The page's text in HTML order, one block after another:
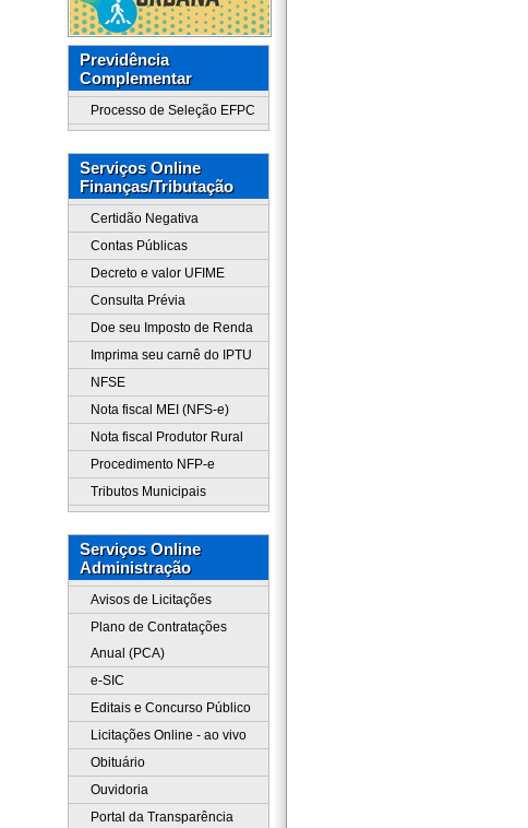
Previdência
Complementar
Processo de Seleção EFPC
Serviços Online
Finanças/Tributação
Certidão Negativa
Contas Públicas
Decreto e valor UFIME
Consulta Prévia
Doe seu Imposto de Renda
Imprima seu carnê do IPTU
NFSE
Nota fiscal MEI (NFS-e)
Nota fiscal Produtor Rural
Procedimento NFP-e
Tributos Municipais
Serviços Online
Administração
Avisos de Licitações
Plano de Contratações
Anual (PCA)
e-SIC
Editais e Concurso Público
Licitações Online - ao vivo
Obituário
Ouvidoria
Portal da Transparência